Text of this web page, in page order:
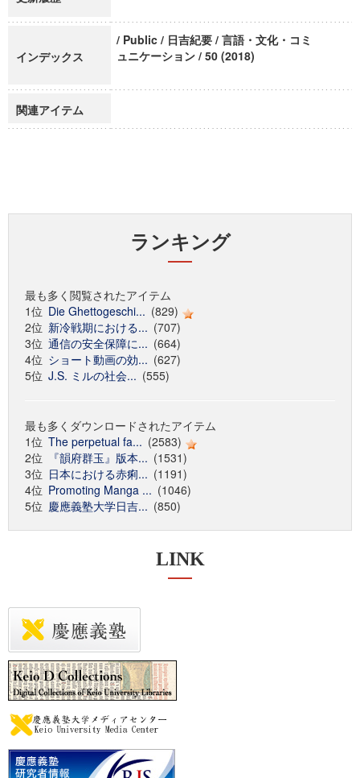
インデックス
/ Public / 日吉紀要 / 言語・文化・コミ
ュニケーション / 50 (2018)
関連アイテム
ランキング
最も多く閲覧されたアイテム
1位 Die Ghettogeschi... (829)
2位 新冷戦期における... (707)
3位 通信の安全保障に... (664)
4位 ショート動画の効... (627)
5位 J.S. ミルの社会... (555)
最も多くダウンロードされたアイテム
1位 The perpetual fa... (2583)
2位
『韻府群玉』版本... (1531)
3位 日本における赤痢... (1191)
4位 Promoting Manga ... (1046)
5位 慶應義塾大学日吉... (850)
LINK